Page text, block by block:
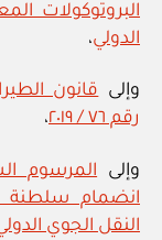
البروتوكولات
الدولي،
وإلىقانون
رقم ٧٦ / ٢٠١٩
،
وإلى
انضمام سلطنة
النقل الجوي